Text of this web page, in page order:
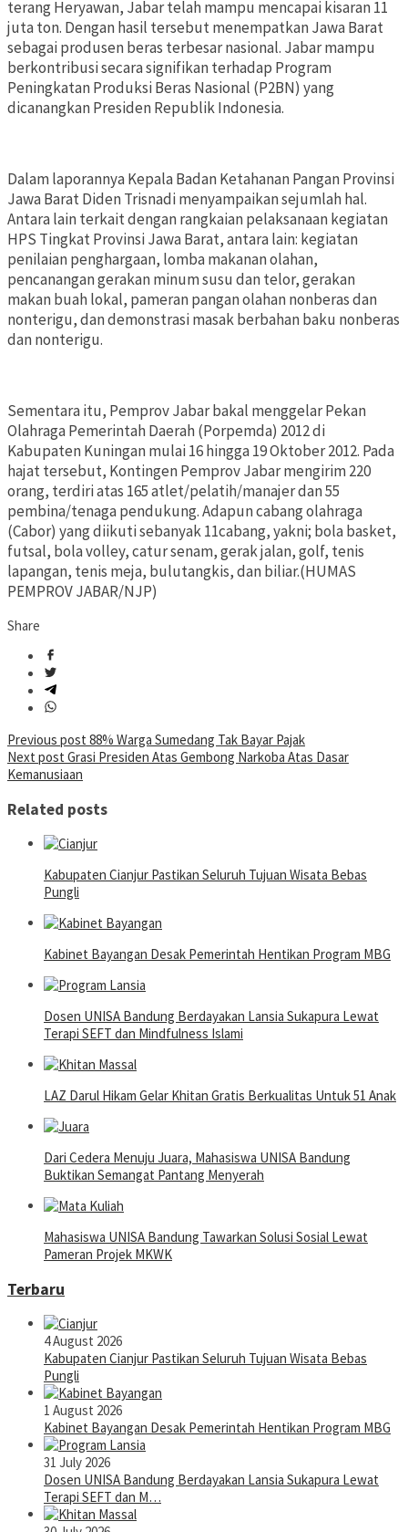
terang Heryawan, Jabar telah mampu mencapai kisaran 11
juta ton. Dengan hasil tersebut menempatkan Jawa Barat
sebagai produsen beras terbesar nasional. Jabar mampu
berkontribusi secara signifikan terhadap Program
Peningkatan Produksi Beras Nasional (P2BN) yang
dicanangkan Presiden Republik Indonesia.
Dalam laporannya Kepala Badan Ketahanan Pangan Provinsi
Jawa Barat Diden Trisnadi menyampaikan sejumlah hal.
Antara lain terkait dengan rangkaian pelaksanaan kegiatan
HPS Tingkat Provinsi Jawa Barat, antara lain: kegiatan
penilaian penghargaan, lomba makanan olahan,
pencanangan gerakan minum susu dan telor, gerakan
makan buah lokal, pameran pangan olahan nonberas dan
nonterigu, dan demonstrasi masak berbahan baku nonberas
dan nonterigu.
Sementara itu, Pemprov Jabar bakal menggelar Pekan
Olahraga Pemerintah Daerah (Porpemda) 2012 di
Kabupaten Kuningan mulai 16 hingga 19 Oktober 2012. Pada
hajat tersebut, Kontingen Pemprov Jabar mengirim 220
orang, terdiri atas 165 atlet/pelatih/manajer dan 55
pembina/tenaga pendukung. Adapun cabang olahraga
(Cabor) yang diikuti sebanyak 11cabang, yakni; bola basket,
futsal, bola volley, catur senam, gerak jalan, golf, tenis
lapangan, tenis meja, bulutangkis, dan biliar.(HUMAS
PEMPROV JABAR/NJP)
Share
Post
navigation
Previous post 88% Warga Sumedang Tak Bayar Pajak
Next post Grasi Presiden Atas Gembong Narkoba Atas Dasar
Kemanusiaan
Related posts
Kabupaten Cianjur Pastikan Seluruh Tujuan Wisata Bebas
Pungli
Kabinet Bayangan Desak Pemerintah Hentikan Program MBG
Dosen UNISA Bandung Berdayakan Lansia Sukapura Lewat
Terapi SEFT dan Mindfulness Islami
LAZ Darul Hikam Gelar Khitan Gratis Berkualitas Untuk 51 Anak
Dari Cedera Menuju Juara, Mahasiswa UNISA Bandung
Buktikan Semangat Pantang Menyerah
Mahasiswa UNISA Bandung Tawarkan Solusi Sosial Lewat
Pameran Projek MKWK
Terbaru
4 August 2026
Kabupaten Cianjur Pastikan Seluruh Tujuan Wisata Bebas
Pungli
1 August 2026
Kabinet Bayangan Desak Pemerintah Hentikan Program MBG
31 July 2026
Dosen UNISA Bandung Berdayakan Lansia Sukapura Lewat
Terapi SEFT dan M…